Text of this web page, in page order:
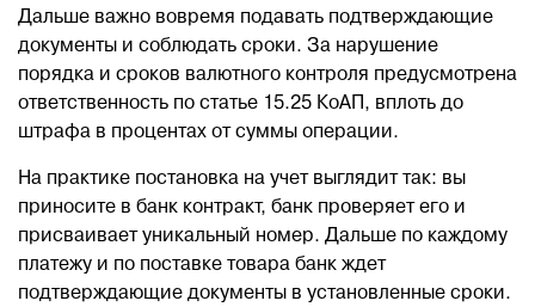
Дальше важно вовремя подавать подтверждающие
документы и соблюдать сроки. За нарушение
порядка и сроков валютного контроля предусмотрена
ответственность по статье 15.25 КоАП, вплоть до
штрафа в процентах от суммы операции.
На практике постановка на учет выглядит так: вы
приносите в банк контракт, банк проверяет его и
присваивает уникальный номер. Дальше по каждому
платежу и по поставке товара банк ждет
подтверждающие документы в установленные сроки.